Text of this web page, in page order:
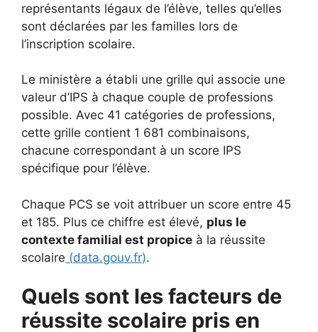
représentants légaux de l’élève, telles qu’elles
sont déclarées par les familles lors de
l’inscription scolaire.
Le ministère a établi une grille qui associe une
valeur d’IPS à chaque couple de professions
possible. Avec 41 catégories de professions,
cette grille contient 1 681 combinaisons,
chacune correspondant à un score IPS
spécifique pour l’élève.
Chaque PCS se voit attribuer un score entre 45
et 185. Plus ce chiffre est élevé, plus le
contexte familial est propice à la réussite
scolaire (data.gouv.fr).
Quels sont les facteurs de
réussite scolaire pris en